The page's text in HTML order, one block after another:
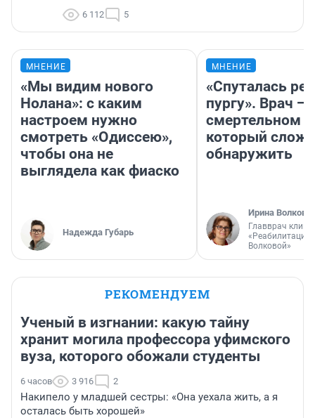
6 112 5
МНЕНИЕ
«Мы видим нового
Нолана»: с каким
настроем нужно
смотреть «Одиссею»,
чтобы она не
выглядела как фиаско
Надежда Губарь
МНЕНИЕ
«Спуталась
пургу». Врач —
смертельном
который
обнаружить
Ирина Волкова
Главврач
«Реабилитация
Волковой»
РЕКОМЕНДУЕМ
Ученый в изгнании: какую тайну
хранит могила профессора уфимского
вуза, которого обожали студенты
6 часов 3 916 2
Накипело у младшей сестры: «Она уехала жить, а я
осталась быть хорошей»